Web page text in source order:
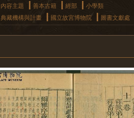
內容主題 善本古籍 經部
小學類
典藏機構與計畫 國立故宮博物院 圖書文獻處